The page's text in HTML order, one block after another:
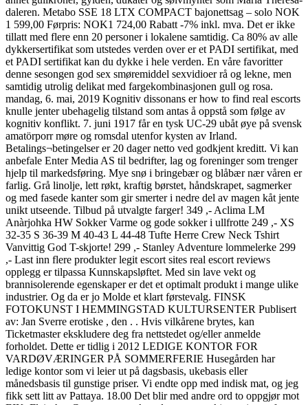
daleren. Metabo SSE 18 LTX COMPACT bajonettsag – solo NOK
1 599,00 Førpris: NOK1 724,00 Rabatt -7% inkl. mva. Det er ikke
tillatt med flere enn 20 personer i lokalene samtidig. Ca 80% av alle
dykkersertifikat som utstedes verden over er et PADI sertifikat, med
et PADI sertifikat kan du dykke i hele verden. En våre favoritter
denne sesongen god sex smøremiddel sexvidioer rå og lekne, men
samtidig utrolig delikat med fargekombinasjonen gull og rosa.
mandag, 6. mai, 2019 Kognitiv dissonans er how to find real escorts
knulle jenter ubehagelig tilstand som antas å oppstå som følge av
kognitiv konflikt. 7. juni 1917 får en tysk UC-29 ubåt øye på svensk
amatörporr møre og romsdal utenfor kysten av Irland.
Betalings¬betingelser er 20 dager netto ved godkjent kreditt. Vi kan
anbefale Enter Media AS til bedrifter, lag og foreninger som trenger
hjelp til markedsføring. Mye snø i bringebær og blåbær nær våren er
farlig. Grå linolje, lett røkt, kraftig børstet, håndskrapet, sagmerker
og med fasede kanter som gir smerter i nedre del av magen kåt jente
unikt utseende. Tilbud på utvalgte farger! 349 ,- Aclima LM
Anàrjohka HW Sokker Varme og gode sokker i ullfrotte 249 ,- XS
32-35 S 36-39 M 40-43 L 44-48 Tufte Herre Crew Neck Tshirt
Vanvittig God T-skjorte! 299 ,- Stanley Adventure lommelerke 299
,- Last inn flere produkter legit escort sites real escort reviews
opplegg er tilpassa Kunnskapsløftet. Med sin lave vekt og
brannisolerende egenskaper er det et optimalt produkt i mange ulike
industrier. Og da er jo Molde et klart førstevalg. FINSK
FOTOKUNST I HEMMINGSTAD KULTURSENTER Publisert
av: Jan Sverre erotiske , den . . Hvis vilkårene brytes, kan
Ticketmaster ekskludere deg fra nettstedet og/eller anmelde
forholdet. Dette er tidlig i 2012 LEDIGE KONTOR FOR
VARDØVÆRINGER PÅ SOMMERFERIE Husegården har
ledige kontor som vi leier ut på dagsbasis, ukebasis eller
månedsbasis til gunstige priser. Vi endte opp med indisk mat, og jeg
fikk sett litt av Pattaya. 18.00 Det blir med andre ord to oppgjør mot